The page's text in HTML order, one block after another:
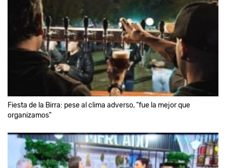
Fiesta de la Birra: pese al clima adverso, "fue la mejor que
organizamos"